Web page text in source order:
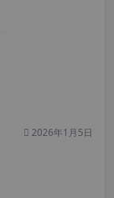
2026年1月5日